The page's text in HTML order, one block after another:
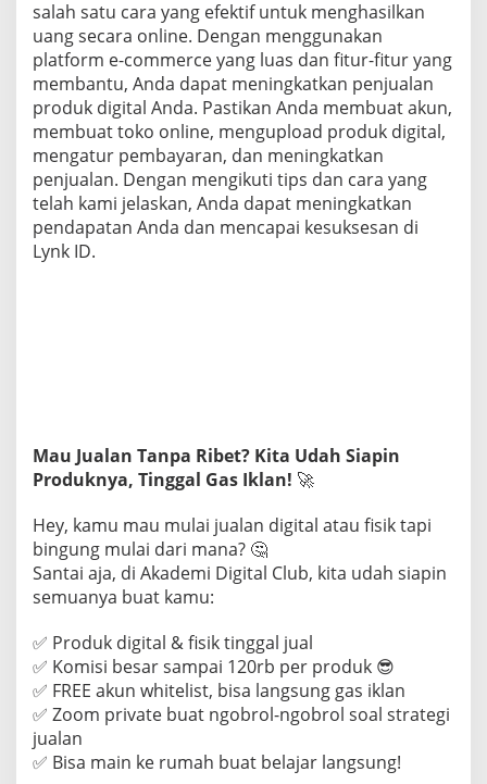
salah satu cara yang efektif untuk menghasilkan
uang secara online. Dengan menggunakan
platform e-commerce yang luas dan fitur-fitur yang
membantu, Anda dapat meningkatkan penjualan
produk digital Anda. Pastikan Anda membuat akun,
membuat toko online, mengupload produk digital,
mengatur pembayaran, dan meningkatkan
penjualan. Dengan mengikuti tips dan cara yang
telah kami jelaskan, Anda dapat meningkatkan
pendapatan Anda dan mencapai kesuksesan di
Lynk ID.
Mau Jualan Tanpa Ribet? Kita Udah Siapin
Produknya, Tinggal Gas Iklan! 🚀
Hey, kamu mau mulai jualan digital atau fisik tapi
bingung mulai dari mana? 🤔
Santai aja, di Akademi Digital Club, kita udah siapin
semuanya buat kamu:
✅ Produk digital & fisik tinggal jual
✅ Komisi besar sampai 120rb per produk 😎
✅ FREE akun whitelist, bisa langsung gas iklan
✅ Zoom private buat ngobrol-ngobrol soal strategi
jualan
✅ Bisa main ke rumah buat belajar langsung!